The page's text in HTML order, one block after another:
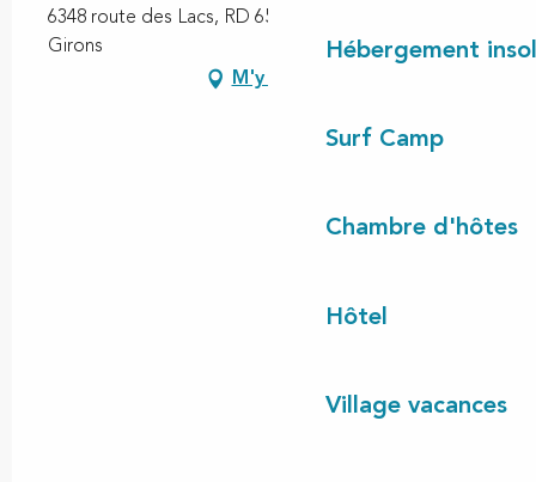
Hébergement
Surf Camp
Chambre d'hôtes
Hôtel
Village vacances
6348 route des Lacs, RD 652, 40560 Vielle-Saint-
Girons
M'y rendre